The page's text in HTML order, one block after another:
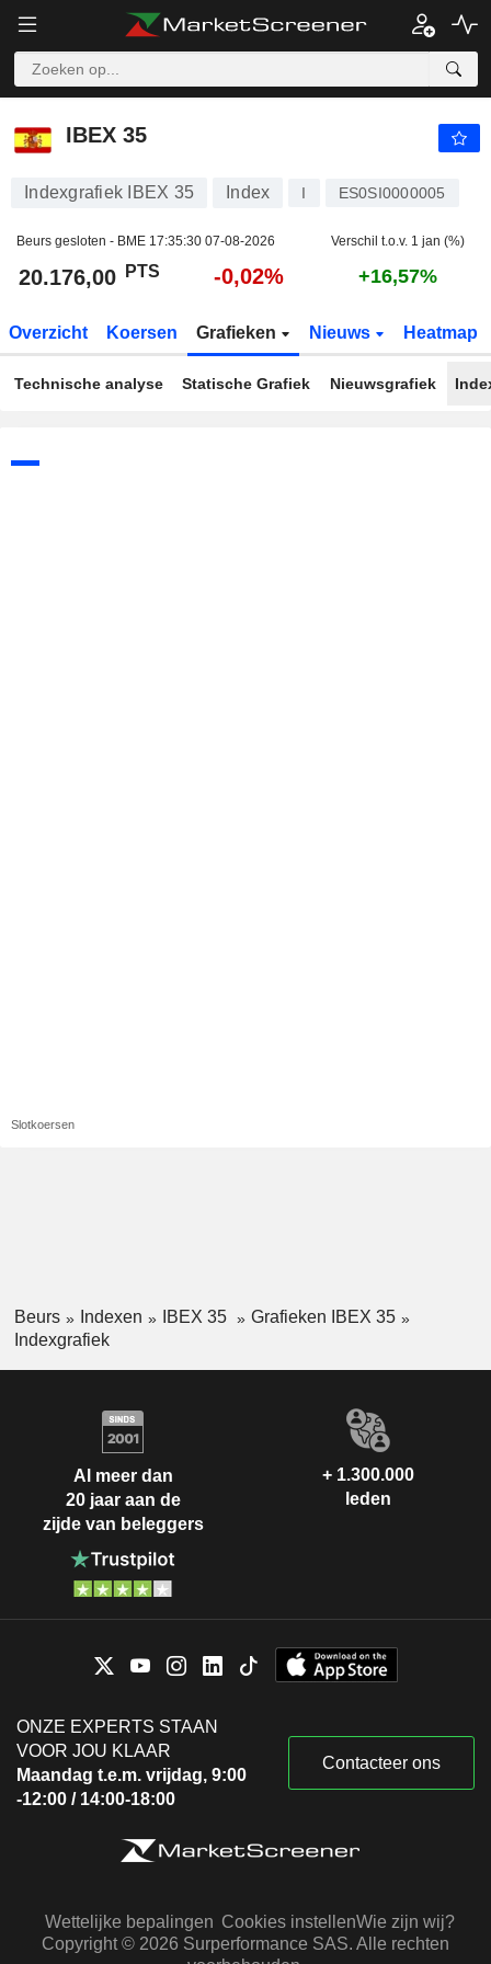
IBEX 35
IBEX 35
Indexgrafiek IBEX 35 Index I ES0SI0000005
Beurs gesloten - BME 17:35:30 07-08-2026 Verschil t.o.v. 1 jan (%)
20.176,00 PTS -0,02% +16,57%
Overzicht Koersen Grafieken Nieuws Heatmap
Technische analyse Statische Grafiek Nieuwsgrafiek
Slotkoersen
Beurs Indexen IBEX 35
Grafieken IBEX 35
Indexgrafiek
Al meer dan
20 jaar aan de
zijde van beleggers
+ 1.300.000
leden
ONZE EXPERTS STAAN
VOOR JOU KLAAR
Maandag t.e.m. vrijdag, 9:00
-12:00 / 14:00-18:00
Contacteer ons
Wettelijke bepalingen Cookies instellenWie zijn wij?
Copyright © 2026 Surperformance SAS. Alle rechten